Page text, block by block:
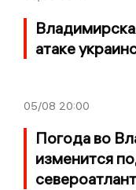
атаке
05/08 20:00
Погода во
изменится